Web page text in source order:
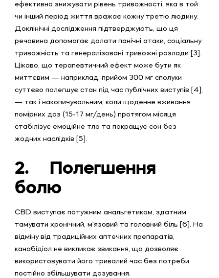
ефективно знижувати рівень тривожності, яка в той
чи інший період життя вражає кожну третю людину.
Доклінічні дослідження підтверджують, що ця
речовина допомагає долати панічні атаки, соціальну
тривожність та генералізовані тривожні розлади [3].
Цікаво, що терапевтичний ефект може бути як
миттєвим — наприклад, прийом 300 мг сполуки
суттєво полегшує стан під час публічних виступів [4],
— так і накопичувальним, коли щоденне вживання
помірних доз (15-17 мг/день) протягом місяця
стабілізує емоційне тло та покращує сон без
жодних наслідків [5].
2.
Полегшення
болю
CBD виступає потужним анальгетиком, здатним
тамувати хронічний, м'язовий та головний біль [6]. На
відміну від традиційних аптечних препаратів,
канабідіол не викликає звикання, що дозволяє
використовувати його тривалий час без потреби
постійно збільшувати дозування.